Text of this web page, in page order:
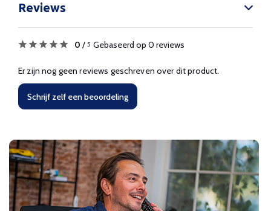
Reviews
0 / 5 Gebaseerd op 0 reviews
Er zijn nog geen reviews geschreven over dit product.
Schrijf zelf een beoordeling